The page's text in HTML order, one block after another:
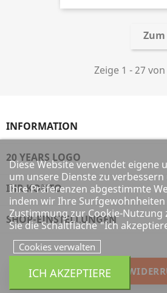
Zeige 1 - 27 von
INFORMATION
20 YEARS LOGO
IHR KONTO
SHOP-EINSTELLUNGEN
VERTRAG
Diese Website verwendet eigene
um unsere Dienste zu
Ihre Präferenzen abgestimmte
indem wir Ihre
Zustimmung zur Cookie-Nutzung
Sie die Schaltfläche "Ich
Cookies verwalten
ICH AKZEPTIERE